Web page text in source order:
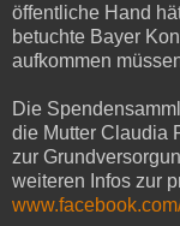
öffentliche Hand
betuchte Bayer
aufkommen
Die
die Mutter Claudia
zur
weiteren Infos zur